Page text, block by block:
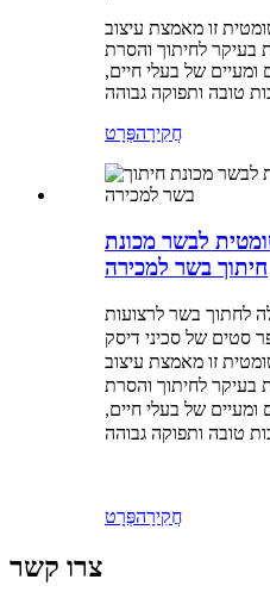
זו מאמצת עיצוב
לחיתוך והסרת
של בעלי חיים,
חֲקִירָהפְּרָט
לבשר מכונת
חיתוך בשר למכירה
לחתוך בשר לרצועות
זו מאמצת עיצוב
לחיתוך והסרת
של בעלי חיים,
חֲקִירָהפְּרָט
צרו קשר